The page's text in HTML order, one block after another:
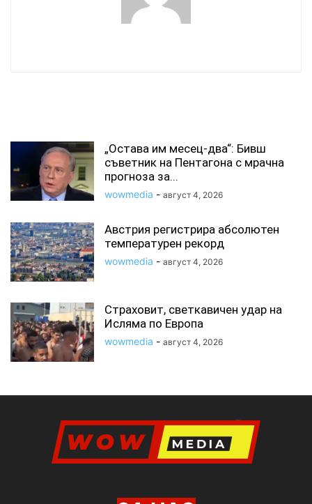
„Остава им месец-два“: Бивш
съветник на Пентагона с мрачна
прогноза за...
wowmedia - август 4, 2026
Австрия регистрира абсолютен
температурен рекорд
wowmedia - август 4, 2026
Страховит, светкавичен удар на
Исляма по Европа
wowmedia - август 4, 2026